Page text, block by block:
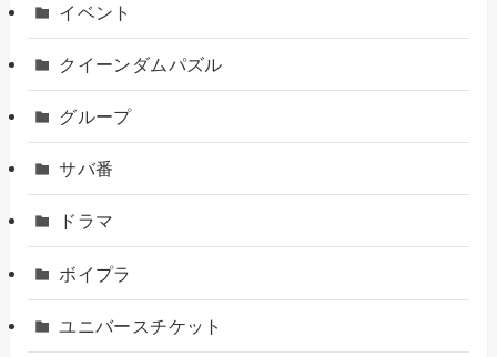
イベント
クイーンダムパズル
グループ
サバ番
ドラマ
ボイプラ
ユニバースチケット